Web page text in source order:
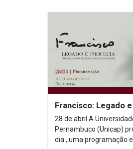
Francisco: Legado
28 de abril A Universidade Católica de
Pernambuco (Unicap)
dia , uma programação